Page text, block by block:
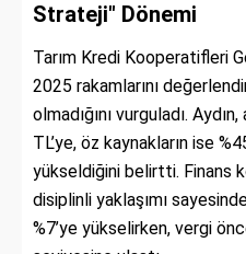
Strateji" Dönemi
Tarım Kredi Kooperatifleri
2025 rakamlarını
olmadığını vurguladı.
TL’ye, öz kaynakların ise
yükseldiğini belirtti. Finans
disiplinli yaklaşımı
%7’ye yükselirken, vergi